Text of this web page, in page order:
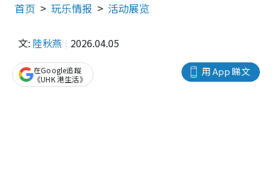
首页 玩乐情报 活动展览
文: 陸秋燕 2026.04.05
用 App 睇文
在Google追蹤
《UHK 港生活》